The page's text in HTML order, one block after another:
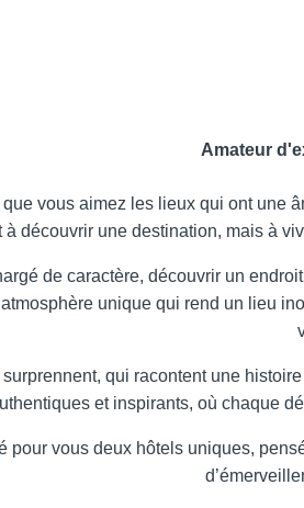
Amateur
que vous aimez les lieux qui ont une
à découvrir une destination, mais à
de caractère, découvrir un
unique qui rend un lieu
qui racontent une
et inspirants, où chaque
pour vous deux hôtels uniques,